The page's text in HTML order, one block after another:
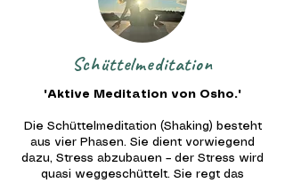
Schüttelmeditation
"Aktive Meditation von Osho."
Die Schüttelmeditation (Shaking) besteht
aus vier Phasen. Sie dient vorwiegend
dazu, Stress abzubauen – der Stress wird
quasi weggeschüttelt. Sie regt das